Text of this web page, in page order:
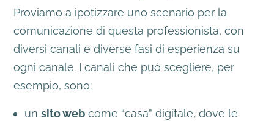
Proviamo a ipotizzare uno scenario per la
comunicazione di questa professionista, con
diversi canali e diverse fasi di esperienza su
ogni canale. I canali che può scegliere, per
esempio, sono:
unsito web come “casa” digitale, dove le